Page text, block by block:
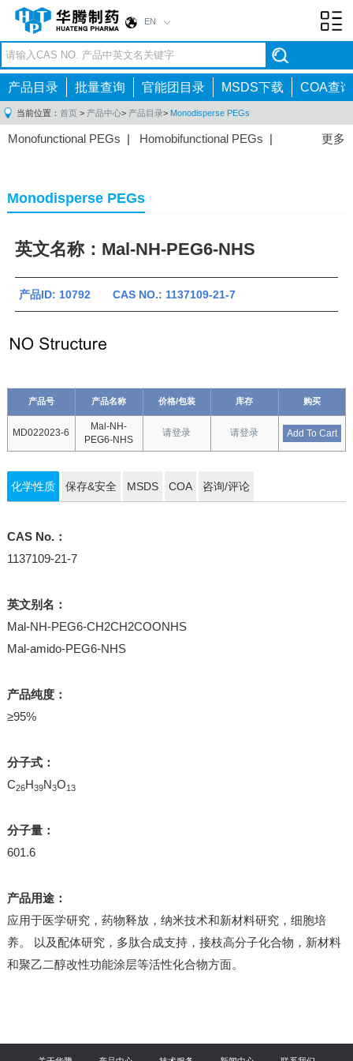
EN
产品目录 批量查询 官能团目录 MSDS下载 COA查询
当前位置： 首页 > 产品中心> 产品目录> Monodisperse PEGs
更多
Monofunctional PEGs | Homobifunctional PEGs |
Monodisperse PEGs
英文名称：Mal-NH-PEG6-NHS
产品ID: 10792 CAS NO.: 1137109-21-7
产品号 产品名称 价格/包装 库存 购买
MD022023-6
Mal-NH-
PEG6-NHS
请登录 请登录 Add To Cart
化学性质 保存&安全 MSDS COA 咨询/评论
CAS No.：
1137109-21-7
英文别名：
Mal-NH-PEG6-CH2CH2COONHS
Mal-amido-PEG6-NHS
产品纯度：
≥95%
分子式：
C26H39N3O13
分子量：
601.6
产品用途：
应用于医学研究，药物释放，纳米技术和新材料研究，细胞培
养。 以及配体研究，多肽合成支持，接枝高分子化合物，新材料
和聚乙二醇改性功能涂层等活性化合物方面。